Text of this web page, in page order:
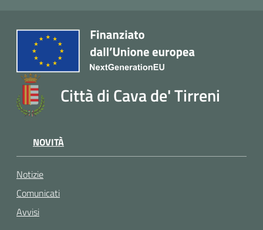
Città di Cava de' Tirreni
NOVITÀ
Notizie
Comunicati
Avvisi